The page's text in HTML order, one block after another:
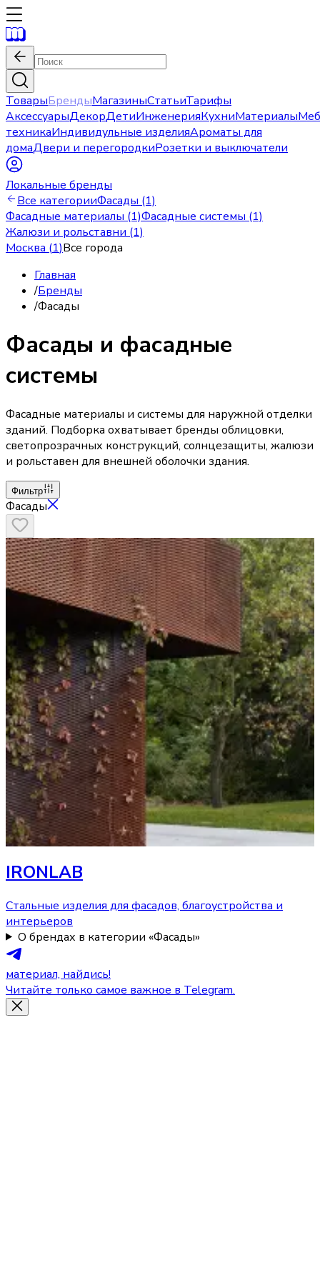
ТоварыБрендыМагазиныСтатьиТарифы
АксессуарыДекорДетиИнженерияКухниМатериалы
техникаИндивидульные изделияАроматы для
домаДвери и перегородкиРозетки и выключатели
Локальные бренды
Все категорииФасады (1)
Фасадные материалы (1)Фасадные системы (1)
Жалюзи и рольставни (1)
Москва (1)Все города
Главная
/Бренды
/Фасады
Фасады и фасадные
системы
Фасадные материалы и системы для наружной отделки
зданий. Подборка охватывает бренды облицовки,
светопрозрачных конструкций, солнцезащиты, жалюзи
и рольставен для внешней оболочки здания.
Фильтр
Фасады
IRONLAB
Стальные изделия для фасадов, благоустройства и
интерьеров
О брендах в категории «Фасады»
материал, найдись!
Читайте только самое важное в Telegram.